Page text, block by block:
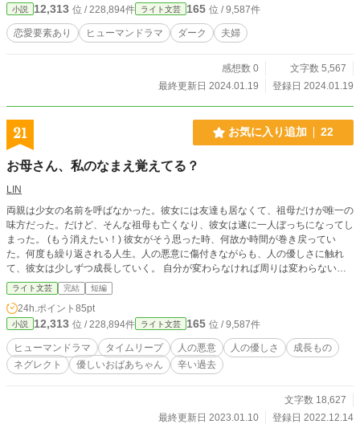
小説 12,313 位 / 228,894件 ライト文芸 165 位 / 9,587件
恋愛要素あり ヒューマンドラマ ダーク 夫婦
感想数 0
文字数 5,567
最終更新日 2024.01.19
登録日 2024.01.19
21 お気に入り追加 22
お母さん、私のなまえ覚えてる？
LIN
両親は少女の名前を呼ばなかった。彼女には友達も居なくて、祖母だけが唯一の
味方だった。だけど、そんな祖母も亡くなり、彼女は遂に一人ぼっちになってし
まった。 (もう消えたい！) 彼女がそう思った時、何故か時間が巻き戻ってい
た。何度も繰り返される人生。人の悪意に傷付きながらも、人の優しさに触れ
て、彼女は少しずつ成長していく。 自分が変わらなければ周りは変わらない。
それでも変わらなければ、逃げたっていい。味方になってくれる人は必ずいるの
だから。 優しい祖母の起こした奇跡と傷付きながらも人の温もりを求める少女
の成長の物語。 辛い話から始まるので、ご注意ください。
ライト文芸 完結 短編
24h.ポイント 85pt
小説 12,313 位 / 228,894件 ライト文芸 165 位 / 9,587件
ヒューマンドラマ タイムリープ 人の悪意 人の優しさ
成長もの
ネグレクト
優しいおばあちゃん 辛い過去
文字数 18,627
最終更新日 2023.01.10
登録日 2022.12.14